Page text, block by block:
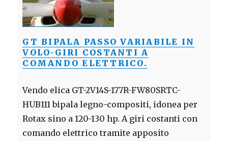
GT BIPALA PASSO VARIABILE IN
VOLO-GIRI COSTANTI A
COMANDO ELETTRICO.
Vendo elica GT-2V14S-177R-FW80SRTC-
HUB111 bipala legno-compositi, idonea per
Rotax sino a 120-130 hp. A giri costanti con
comando elettrico tramite apposito